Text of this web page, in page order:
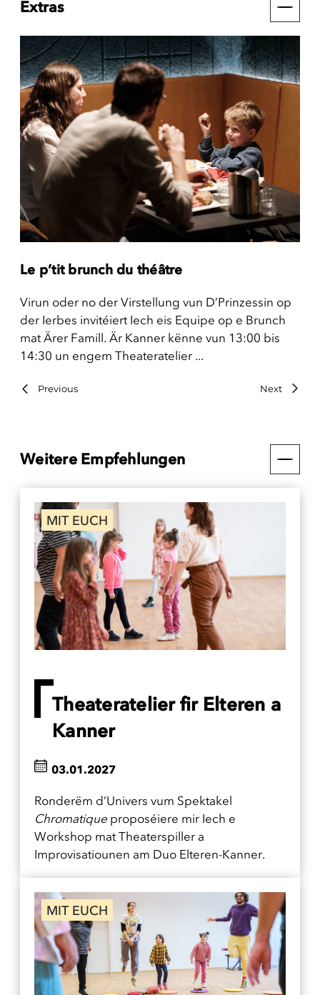
Extras
Le p’tit brunch du théâtre
Virun oder no der Virstellung vun D’Prinzessin op
der Ierbes invitéiert Iech eis Equipe op e Brunch
mat Ärer Famill. Är Kanner kënne vun 13:00 bis
14:30 un engem Theateratelier ...
Previous Next
Weitere Empfehlungen
MIT EUCH
Theateratelier fir Elteren a
Kanner
Ronderëm d’Univers vum Spektakel
Chromatique proposéiere mir Iech e
Workshop mat Theaterspiller a
Improvisatiounen am Duo Elteren-Kanner.
03.01.2027
MIT EUCH